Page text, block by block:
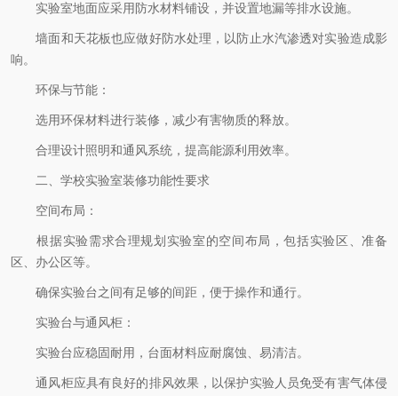
实验室地面应采用防水材料铺设，并设置地漏等排水设施。
墙面和天花板也应做好防水处理，以防止水汽渗透对实验造成影
响。
环保与节能：
选用环保材料进行装修，减少有害物质的释放。
合理设计照明和通风系统，提高能源利用效率。
二、学校实验室装修功能性要求
空间布局：
根据实验需求合理规划实验室的空间布局，包括实验区、准备
区、办公区等。
确保实验台之间有足够的间距，便于操作和通行。
实验台与通风柜：
实验台应稳固耐用，台面材料应耐腐蚀、易清洁。
通风柜应具有良好的排风效果，以保护实验人员免受有害气体侵